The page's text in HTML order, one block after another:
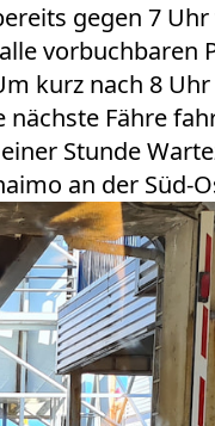
gegen 7
vorbuchbaren
kurz nach 8
Fähre
Stunde
an der Süd-